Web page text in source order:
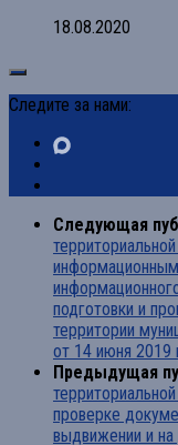
18.08.2020
Следите за нами:
Следующая
подготовки и
территории
от 14 июня
Предыдущая
проверке
выдвижении и